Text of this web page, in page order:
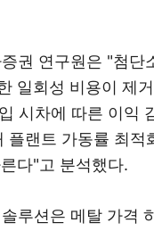
권 연구원은 "첨단
일회성 비용이 제
시차에 따른 이익
플랜트 가동률 최적
다"고 분석했다.
루션은 메탈 가격